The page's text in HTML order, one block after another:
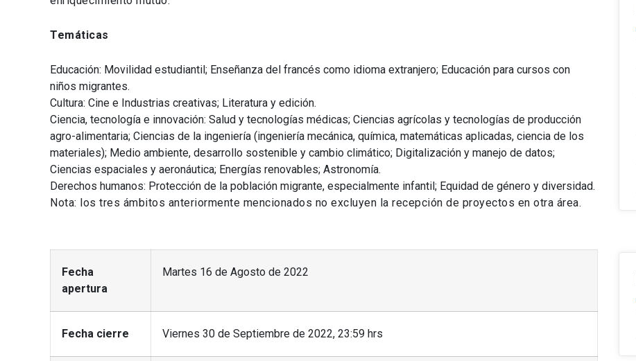
Temáticas
Educación: Movilidad estudiantil; Enseñanza del francés como idioma extranjero; Educación para cursos con
niños migrantes.
Cultura: Cine e Industrias creativas; Literatura y edición.
Ciencia, tecnología e innovación: Salud y tecnologías médicas; Ciencias agrícolas y tecnologías de producción
agro-alimentaria; Ciencias de la ingeniería (ingeniería mecánica, química, matemáticas aplicadas, ciencia de los
materiales); Medio ambiente, desarrollo sostenible y cambio climático; Digitalización y manejo de datos;
Ciencias espaciales y aeronáutica; Energías renovables; Astronomía.
Derechos humanos: Protección de la población migrante, especialmente infantil; Equidad de género y diversidad.
Nota: los tres ámbitos anteriormente mencionados no excluyen la recepción de proyectos en otra área.
Fecha
apertura
Martes 16 de Agosto de 2022
Fecha cierre Viernes 30 de Septiembre de 2022, 23:59 hrs